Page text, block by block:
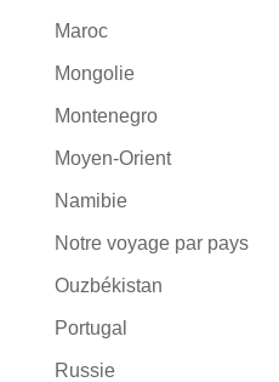
Maroc
Mongolie
Montenegro
Moyen-Orient
Namibie
Notre voyage par pays
Ouzbékistan
Portugal
Russie